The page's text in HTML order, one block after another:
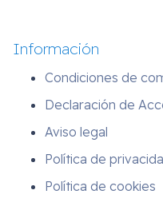
Información
Condiciones de
Declaración de
Aviso legal
Política de
Política de cookies